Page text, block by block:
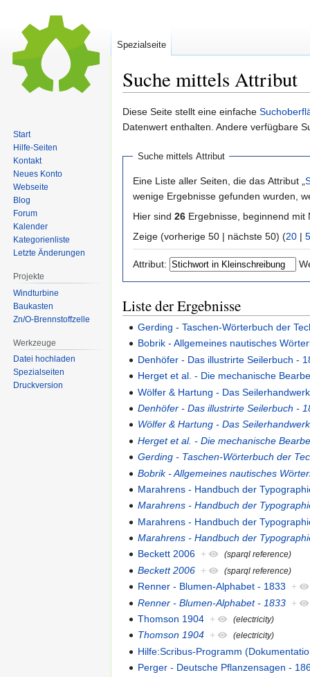
Suche mittels Attribut
Zur
Navigation
Zur
Suche
Diese Seite stellt eine einfache
Datenwert enthalten. Andere verfügbare
Suche mittels Attribut
Eine Liste aller Seiten, die das Attribut „
wenige Ergebnisse gefunden wurden,
Hier sind 26 Ergebnisse, beginnend
Zeige (vorherige 50 | nächste 50) (20 |
Attribut:
Liste der Ergebnisse
Gerding - Taschen-Wörterbuch der
Bobrik - Allgemeines nautisches
Denhöfer - Das illustrirte Seilerbuch -
Herget et al. - Die mechanische
Wölfer & Hartung - Das
Denhöfer - Das illustrirte Seilerbuch -
Wölfer & Hartung - Das
Herget et al. - Die mechanische
Gerding - Taschen-Wörterbuch der
Bobrik - Allgemeines nautisches
Marahrens - Handbuch der
Marahrens - Handbuch der
Marahrens - Handbuch der
Marahrens - Handbuch der
Beckett 2006 + (sparql reference)
Beckett 2006 + (sparql reference)
Renner - Blumen-Alphabet - 1833
+
Renner - Blumen-Alphabet - 1833 +
Thomson 1904 + (electricity)
Thomson 1904 + (electricity)
Hilfe:Scribus-Programm
Perger - Deutsche Pflanzensagen -
Spezialseite
Start
Hilfe-Seiten
Kontakt
Neues Konto
Webseite
Blog
Forum
Kalender
Kategorienliste
Letzte Änderungen
Projekte
Windturbine
Baukasten
Zn/O-Brennstoffzelle
Werkzeuge
Datei hochladen
Spezialseiten
Druckversion